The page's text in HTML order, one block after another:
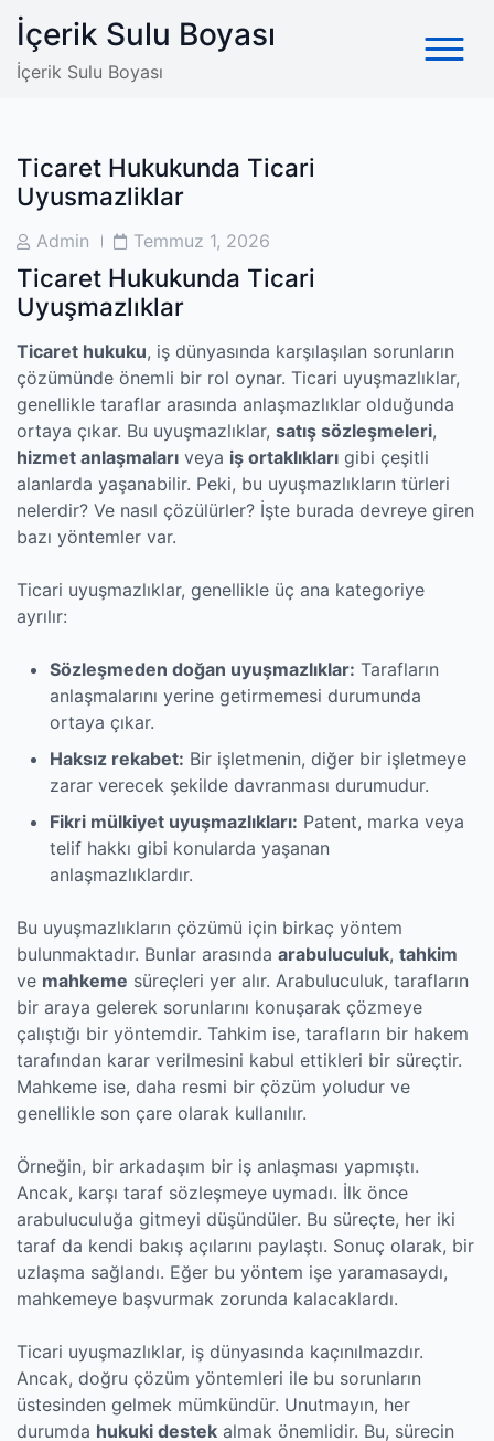
Skip
content
İçerik Sulu Boyası
İçerik Sulu Boyası
Ticaret Hukukunda Ticari
Uyusmazliklar
PostAdmin
PostTemmuz 1, 2026
Ticaret Hukukunda Ticari
Uyuşmazlıklar
Ticaret hukuku, iş dünyasında karşılaşılan sorunların
çözümünde önemli bir rol oynar. Ticari uyuşmazlıklar,
genellikle taraflar arasında anlaşmazlıklar olduğunda
ortaya çıkar. Bu uyuşmazlıklar, satış sözleşmeleri,
hizmet anlaşmaları veya iş ortaklıkları gibi çeşitli
alanlarda yaşanabilir. Peki, bu uyuşmazlıkların türleri
nelerdir? Ve nasıl çözülürler? İşte burada devreye giren
bazı yöntemler var.
Ticari uyuşmazlıklar, genellikle üç ana kategoriye
ayrılır:
Sözleşmeden doğan uyuşmazlıklar: Tarafların
anlaşmalarını yerine getirmemesi durumunda
ortaya çıkar.
Haksız rekabet: Bir işletmenin, diğer bir işletmeye
zarar verecek şekilde davranması durumudur.
Fikri mülkiyet uyuşmazlıkları: Patent, marka veya
telif hakkı gibi konularda yaşanan
anlaşmazlıklardır.
Bu uyuşmazlıkların çözümü için birkaç yöntem
bulunmaktadır. Bunlar arasında arabuluculuk, tahkim
ve mahkeme süreçleri yer alır. Arabuluculuk, tarafların
bir araya gelerek sorunlarını konuşarak çözmeye
çalıştığı bir yöntemdir. Tahkim ise, tarafların bir hakem
tarafından karar verilmesini kabul ettikleri bir süreçtir.
Mahkeme ise, daha resmi bir çözüm yoludur ve
genellikle son çare olarak kullanılır.
Örneğin, bir arkadaşım bir iş anlaşması yapmıştı.
Ancak, karşı taraf sözleşmeye uymadı. İlk önce
arabuluculuğa gitmeyi düşündüler. Bu süreçte, her iki
taraf da kendi bakış açılarını paylaştı. Sonuç olarak, bir
uzlaşma sağlandı. Eğer bu yöntem işe yaramasaydı,
mahkemeye başvurmak zorunda kalacaklardı.
Ticari uyuşmazlıklar, iş dünyasında kaçınılmazdır.
Ancak, doğru çözüm yöntemleri ile bu sorunların
üstesinden gelmek mümkündür. Unutmayın, her
durumda hukuki destek almak önemlidir. Bu, sürecin